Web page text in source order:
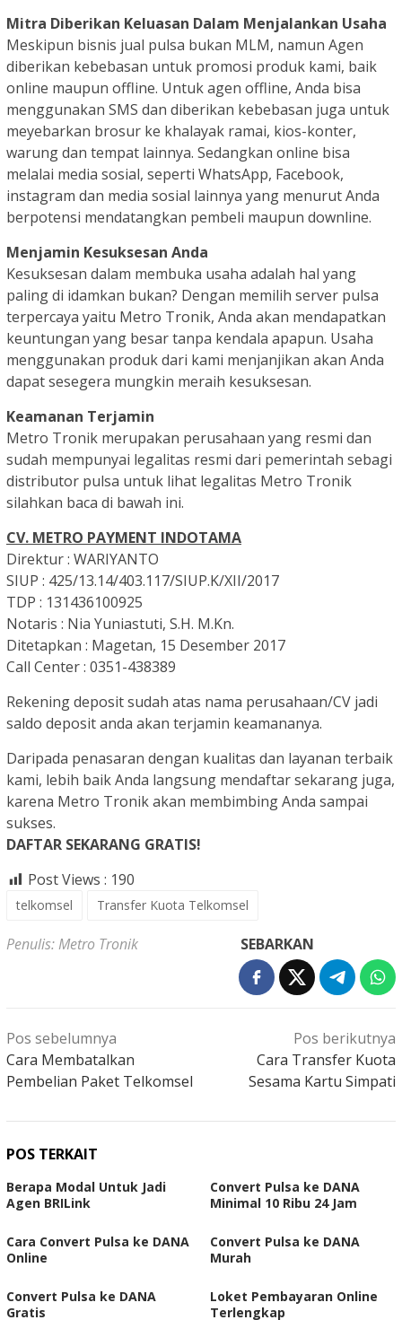
Mitra Diberikan Keluasan Dalam Menjalankan Usaha
Meskipun bisnis jual pulsa bukan MLM, namun Agen
diberikan kebebasan untuk promosi produk kami, baik
online maupun offline. Untuk agen offline, Anda bisa
menggunakan SMS dan diberikan kebebasan juga untuk
meyebarkan brosur ke khalayak ramai, kios-konter,
warung dan tempat lainnya. Sedangkan online bisa
melalai media sosial, seperti WhatsApp, Facebook,
instagram dan media sosial lainnya yang menurut Anda
berpotensi mendatangkan pembeli maupun downline.
Menjamin Kesuksesan Anda
Kesuksesan dalam membuka usaha adalah hal yang
paling di idamkan bukan? Dengan memilih server pulsa
terpercaya yaitu Metro Tronik, Anda akan mendapatkan
keuntungan yang besar tanpa kendala apapun. Usaha
menggunakan produk dari kami menjanjikan akan Anda
dapat sesegera mungkin meraih kesuksesan.
Keamanan Terjamin
Metro Tronik merupakan perusahaan yang resmi dan
sudah mempunyai legalitas resmi dari pemerintah sebagi
distributor pulsa untuk lihat legalitas Metro Tronik
silahkan baca di bawah ini.
CV. METRO PAYMENT INDOTAMA
Direktur : WARIYANTO
SIUP : 425/13.14/403.117/SIUP.K/XII/2017
TDP : 131436100925
Notaris : Nia Yuniastuti, S.H. M.Kn.
Ditetapkan : Magetan, 15 Desember 2017
Call Center : 0351-438389
Rekening deposit sudah atas nama perusahaan/CV jadi
saldo deposit anda akan terjamin keamananya.
Daripada penasaran dengan kualitas dan layanan terbaik
kami, lebih baik Anda langsung mendaftar sekarang juga,
karena Metro Tronik akan membimbing Anda sampai
sukses.
DAFTAR SEKARANG GRATIS!
Post Views : 190
telkomsel Transfer Kuota Telkomsel
Penulis: Metro Tronik SEBARKAN
Navigasi
pos
Pos sebelumnya
Cara Membatalkan
Pembelian Paket Telkomsel
Pos berikutnya
Cara Transfer Kuota
Sesama Kartu Simpati
POS TERKAIT
Berapa Modal Untuk Jadi
Agen BRILink
Convert Pulsa ke DANA
Minimal 10 Ribu 24 Jam
Cara Convert Pulsa ke DANA
Online
Convert Pulsa ke DANA
Murah
Convert Pulsa ke DANA
Gratis
Loket Pembayaran Online
Terlengkap